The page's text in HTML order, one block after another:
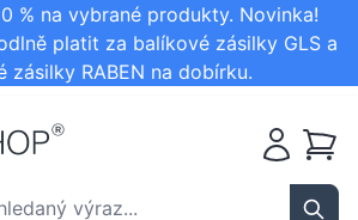
% na vybrané produkty. Novinka!
platit za balíkové zásilky GLS a
zásilky RABEN na dobírku.
výraz...
Košík